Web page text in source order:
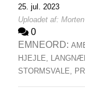
25. jul. 2023
Uploadet af:
0
EMNEORD:
HJEJLE,
STORMSVALE,